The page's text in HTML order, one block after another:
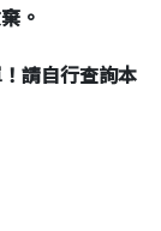
。
請自行查詢本